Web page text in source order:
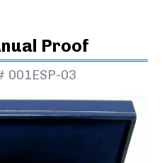
Proof
001ESP-03